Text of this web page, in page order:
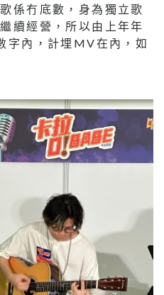
係冇底數，身為獨立歌
續經營，所以由上年年
字內，計埋MV在內，如